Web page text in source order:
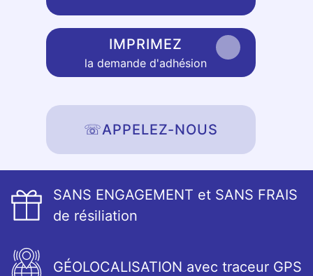
IMPRIMEZ
la demande d'adhésion
☏APPELEZ-NOUS
SANS ENGAGEMENT et SANS FRAIS
de résiliation
GÉOLOCALISATION avec traceur GPS